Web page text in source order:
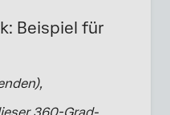
Beispiel für